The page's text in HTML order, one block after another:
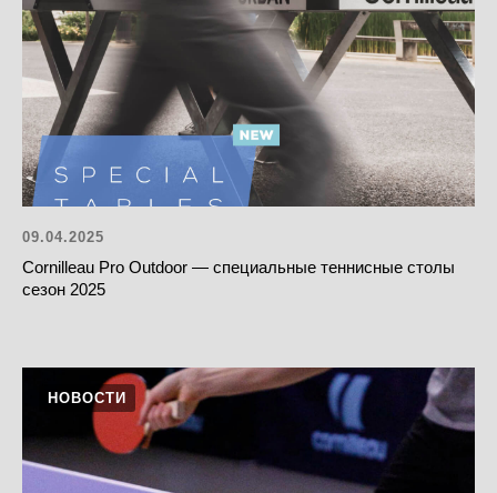
09.04.2025
Cornilleau Pro Outdoor — специальные теннисные столы
сезон 2025
НОВОСТИ